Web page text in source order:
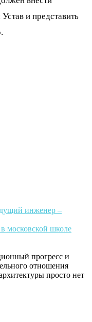
и представить
инженер –
московской школе
прогресс и
отношения
просто нет